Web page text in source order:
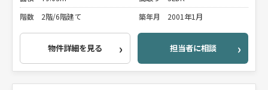
階数
2階/6階建て 築年月 2001年1月
物件詳細を見る 担当者に相談